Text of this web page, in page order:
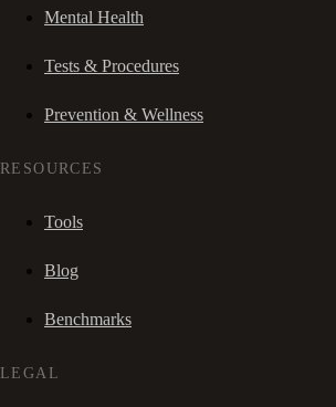
Mental Health
Tests & Procedures
Prevention & Wellness
RESOURCES
Tools
Blog
Benchmarks
LEGAL